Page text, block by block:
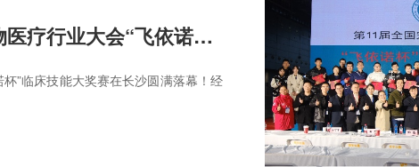
花落谁家？｜第11届全国宠物医疗行业大会“飞依诺杯”临床技能大奖赛圆满落幕！
”临床技能大奖赛在长沙圆满落幕！经